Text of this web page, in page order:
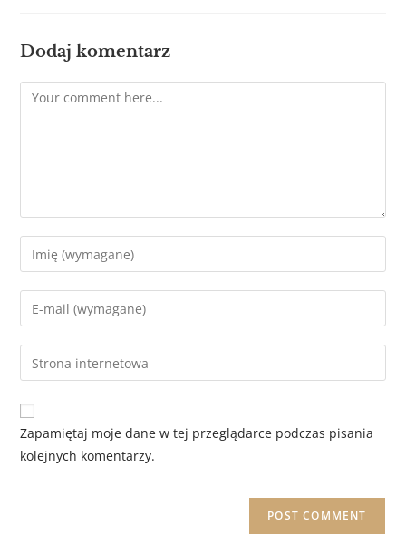
Dodaj komentarz
Zapamiętaj moje dane w tej przeglądarce podczas pisania
kolejnych komentarzy.